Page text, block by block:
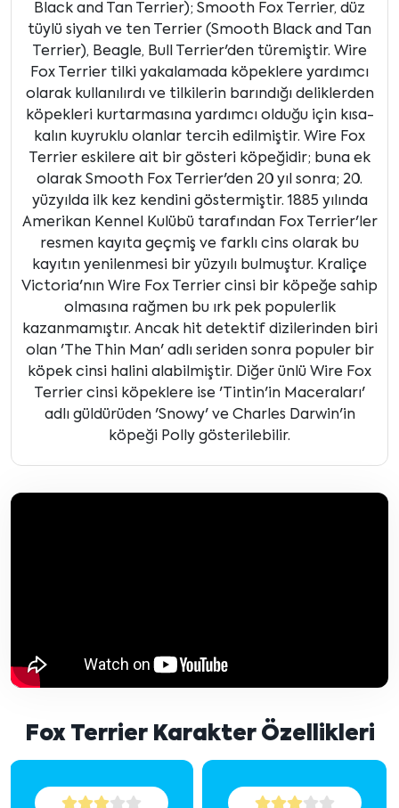
Black and Tan Terrier); Smooth Fox Terrier, düz
tüylü siyah ve ten Terrier (Smooth Black and Tan
Terrier), Beagle, Bull Terrier'den türemiştir. Wire
Fox Terrier tilki yakalamada köpeklere yardımcı
olarak kullanılırdı ve tilkilerin barındığı deliklerden
köpekleri kurtarmasına yardımcı olduğu için kısa-
kalın kuyruklu olanlar tercih edilmiştir. Wire Fox
Terrier eskilere ait bir gösteri köpeğidir; buna ek
olarak Smooth Fox Terrier'den 20 yıl sonra; 20.
yüzyılda ilk kez kendini göstermiştir. 1885 yılında
Amerikan Kennel Kulübü tarafından Fox Terrier'ler
resmen kayıta geçmiş ve farklı cins olarak bu
kayıtın yenilenmesi bir yüzyılı bulmuştur. Kraliçe
Victoria'nın Wire Fox Terrier cinsi bir köpeğe sahip
olmasına rağmen bu ırk pek populerlik
kazanmamıştır. Ancak hit detektif dizilerinden biri
olan 'The Thin Man' adlı seriden sonra populer bir
köpek cinsi halini alabilmiştir. Diğer ünlü Wire Fox
Terrier cinsi köpeklere ise 'Tintin'in Maceraları'
adlı güldürüden 'Snowy' ve Charles Darwin'in
köpeği Polly gösterilebilir.
Fox Terrier Karakter Özellikleri